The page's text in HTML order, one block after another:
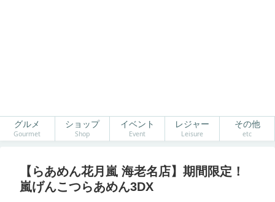
グルメ
Gourmet
ショップ
Shop
イベント
Event
レジャー
Leisure
その他
etc
【らあめん花月嵐 海老名店】期間限定！
嵐げんこつらあめん3DX